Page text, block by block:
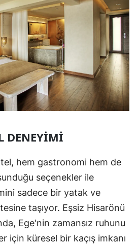
DENEYIMI
hem gastronomi hem de
seçenekler ile
sadece bir yatak ve
taşıyor. Eşsiz Hisarönü
Ege'nin zamansız ruhunu
için küresel bir kaçış imkanı